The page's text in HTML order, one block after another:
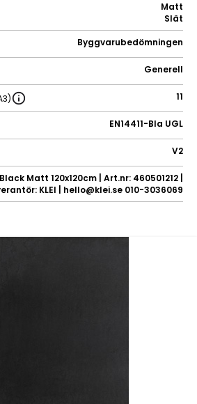
Matt
Slät
Byggvarubedömningen
Generell
11
EN14411-BIa UGL
V2
Matt 120x120cm | Art.nr: 460501212 |
KLEI | hello@klei.se 010-3036069